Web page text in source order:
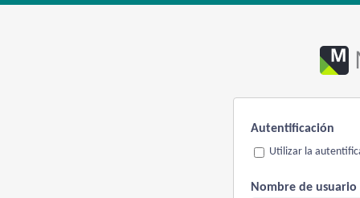
Autentificación
Utilizar la
Nombre de usuario